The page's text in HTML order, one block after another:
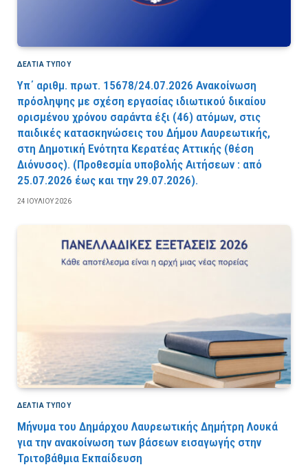
ΔΕΛΤΙΑ ΤΥΠΟΥ
Υπ΄ αριθμ. πρωτ. 15678/24.07.2026 Ανακοίνωση
πρόσληψης με σχέση εργασίας ιδιωτικού δικαίου
ορισμένου χρόνου σαράντα έξι (46) ατόμων, στις
παιδικές κατασκηνώσεις του Δήμου Λαυρεωτικής,
στη Δημοτική Ενότητα Κερατέας Αττικής (θέση
Διόνυσος). (Προθεσμία υποβολής Αιτήσεων : από
25.07.2026 έως και την 29.07.2026).
24 ΙΟΥΛΊΟΥ 2026
ΔΕΛΤΙΑ ΤΥΠΟΥ
Μήνυμα του Δημάρχου Λαυρεωτικής Δημήτρη Λουκά
για την ανακοίνωση των βάσεων εισαγωγής στην
Τριτοβάθμια Εκπαίδευση